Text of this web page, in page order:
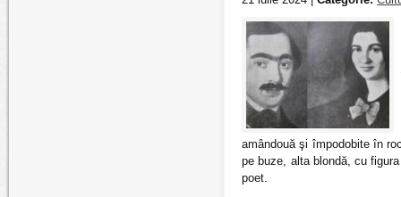
amândouă şi împodobite în
pe buze, alta blondă, cu
poet.